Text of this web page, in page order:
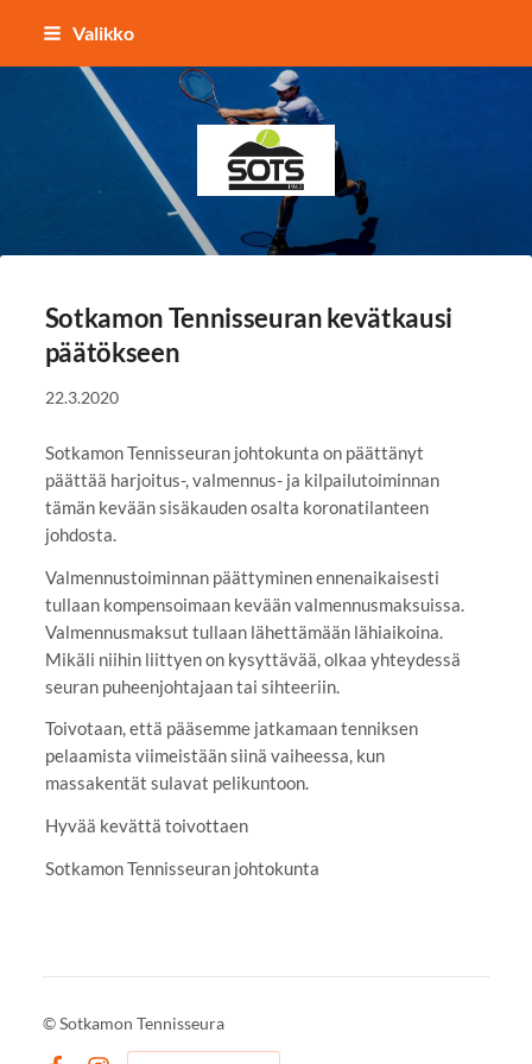
Siirry
sisältöön
Valikko
Sotkamon Tennisseura
Sotkamon Tennisseuran kevätkausi
päätökseen
22.3.2020
Sotkamon Tennisseuran johtokunta on päättänyt
päättää harjoitus-, valmennus- ja kilpailutoiminnan
tämän kevään sisäkauden osalta koronatilanteen
johdosta.
Valmennustoiminnan päättyminen ennenaikaisesti
tullaan kompensoimaan kevään valmennusmaksuissa.
Valmennusmaksut tullaan lähettämään lähiaikoina.
Mikäli niihin liittyen on kysyttävää, olkaa yhteydessä
seuran puheenjohtajaan tai sihteeriin.
Toivotaan, että pääsemme jatkamaan tenniksen
pelaamista viimeistään siinä vaiheessa, kun
massakentät sulavat pelikuntoon.
Hyvää kevättä toivottaen
Sotkamon Tennisseuran johtokunta
©Sotkamon Tennisseura